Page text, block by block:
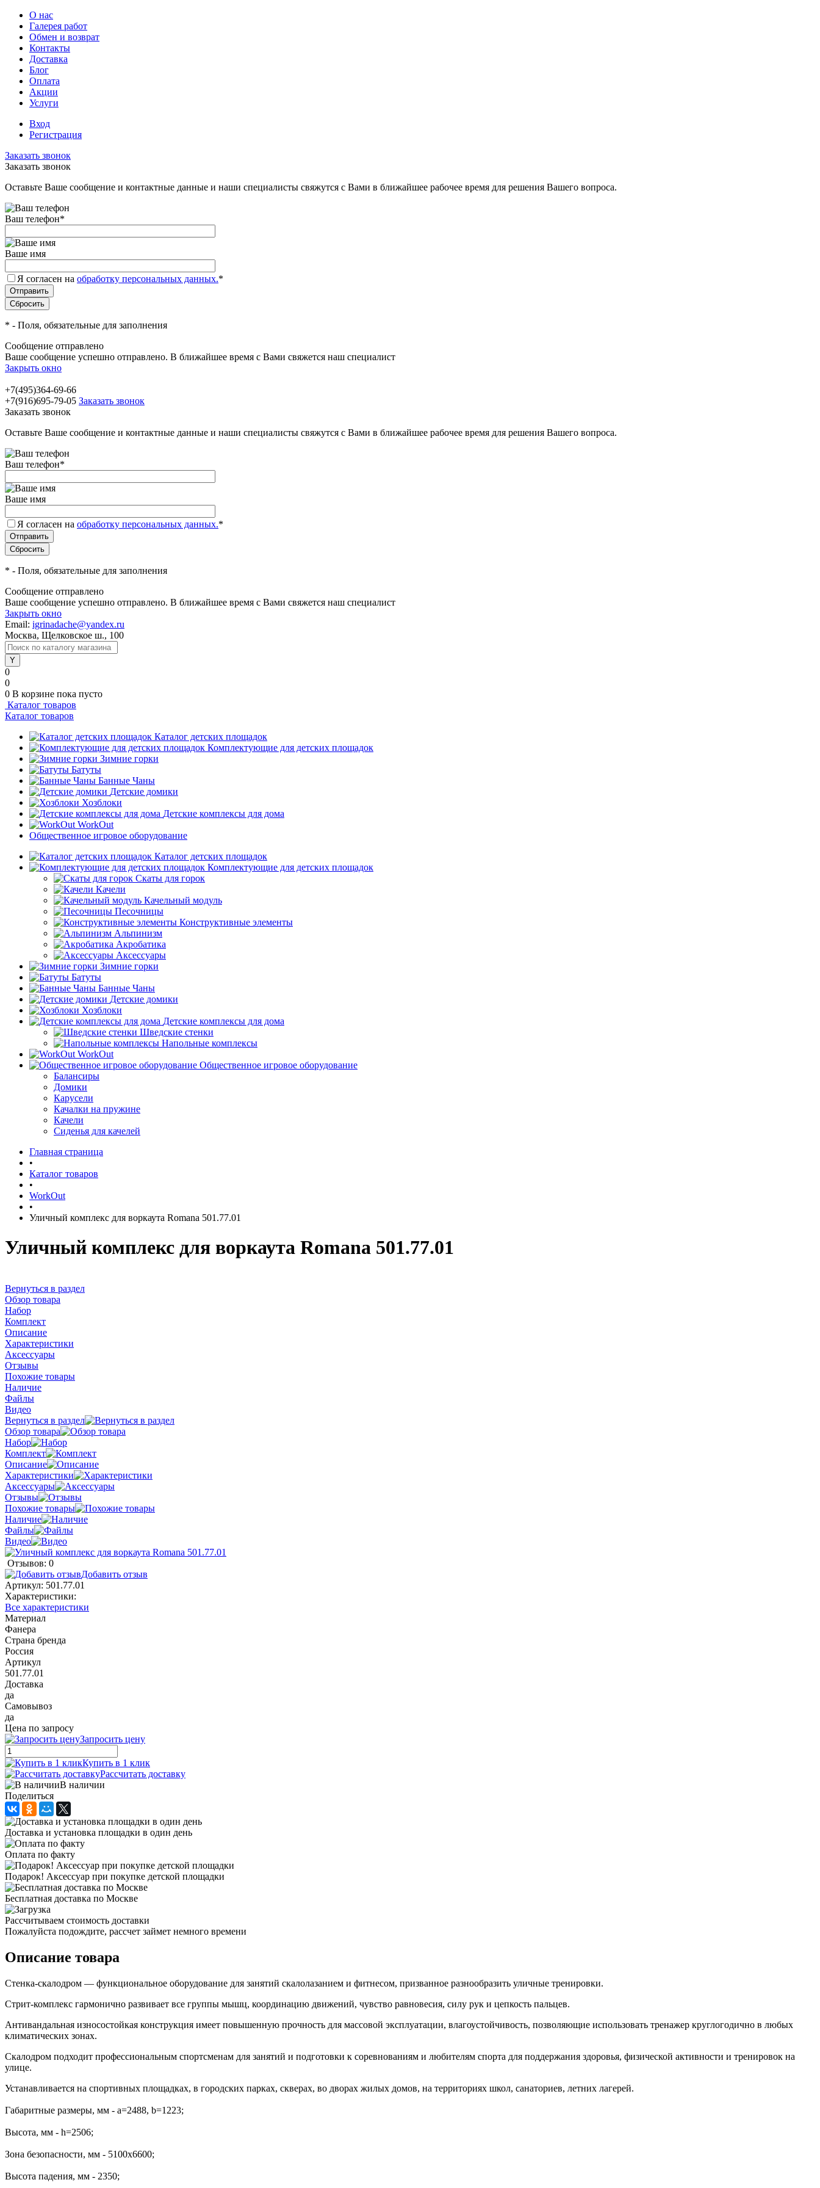
О нас
Галерея работ
Обмен и возврат
Контакты
Доставка
Блог
Оплата
Акции
Услуги
Вход
Регистрация
Заказать звонок
Заказать звонок
Оставьте Ваше сообщение и контактные данные и наши специалисты свяжутся с Вами в ближайшее рабочее время для решения Вашего вопроса.
Ваш телефон*
Ваше имя
Я согласен на обработку персональных данных.*
* - Поля, обязательные для заполнения
Сообщение отправлено
Ваше сообщение успешно отправлено. В ближайшее время с Вами свяжется наш специалист
Закрыть окно
+7(495)364-69-66
+7(916)695-79-05 Заказать звонок
Заказать звонок
Оставьте Ваше сообщение и контактные данные и наши специалисты свяжутся с Вами в ближайшее рабочее время для решения Вашего вопроса.
Ваш телефон*
Ваше имя
Я согласен на обработку персональных данных.*
* - Поля, обязательные для заполнения
Сообщение отправлено
Ваше сообщение успешно отправлено. В ближайшее время с Вами свяжется наш специалист
Закрыть окно
Email: igrinadache@yandex.ru
Москва, Щелковское ш., 100
0
0
0 В корзине пока пусто
Каталог товаров
Каталог товаров
Каталог детских площадок
Комплектующие для детских площадок
Зимние горки
Батуты
Банные Чаны
Детские домики
Хозблоки
Детские комплексы для дома
WorkOut
Общественное игровое оборудование
Каталог детских площадок
Комплектующие для детских площадок
Скаты для горок
Качели
Качельный модуль
Песочницы
Конструктивные элементы
Альпинизм
Акробатика
Аксессуары
Зимние горки
Батуты
Банные Чаны
Детские домики
Хозблоки
Детские комплексы для дома
Шведские стенки
Напольные комплексы
WorkOut
Общественное игровое оборудование
Балансиры
Домики
Карусели
Качалки на пружине
Качели
Сиденья для качелей
Главная страница
•
Каталог товаров
•
WorkOut
•
Уличный комплекс для воркаута Romana 501.77.01
Уличный комплекс для воркаута Romana 501.77.01
Вернуться в раздел
Обзор товара
Набор
Комплект
Описание
Характеристики
Аксессуары
Отзывы
Похожие товары
Наличие
Файлы
Видео
Вернуться в раздел
Обзор товара
Набор
Комплект
Описание
Характеристики
Аксессуары
Отзывы
Похожие товары
Наличие
Файлы
Видео
Отзывов: 0
Добавить отзыв
Артикул: 501.77.01
Характеристики:
Все характеристики
Материал
Фанера
Страна бренда
Россия
Артикул
501.77.01
Доставка
да
Самовывоз
да
Цена по запросу
Запросить цену
Купить в 1 клик
Рассчитать доставку
В наличии
Поделиться
Доставка и установка площадки в один день
Оплата по факту
Подарок! Аксессуар при покупке детской площадки
Бесплатная доставка по Москве
Рассчитываем стоимость доставки
Пожалуйста подождите, рассчет займет немного времени
Описание товара
Стенка-скалодром — функциональное оборудование для занятий скалолазанием и фитнесом, призванное разнообразить уличные тренировки.
Стрит-комплекс гармонично развивает все группы мышц, координацию движений, чувство равновесия, силу рук и цепкость пальцев.
Антивандальная износостойкая конструкция имеет повышенную прочность для массовой эксплуатации, влагоустойчивость, позволяющие использовать тренажер круглогодично в любых
климатических зонах.
Скалодром подходит профессиональным спортсменам для занятий и подготовки к соревнованиям и любителям спорта для поддержания здоровья, физической активности и тренировок на
улице.
Устанавливается на спортивных площадках, в городских парках, скверах, во дворах жилых домов, на территориях школ, санаториев, летних лагерей.
Габаритные размеры, мм - a=2488, b=1223;
Высота, мм - h=2506;
Зона безопасности, мм - 5100х6600;
Высота падения, мм - 2350;